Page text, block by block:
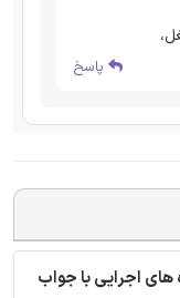
پاسخ
اجرایی با جواب